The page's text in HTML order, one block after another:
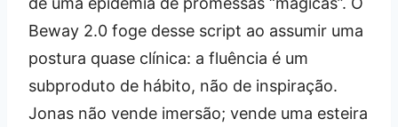
Beway 2.0 foge desse script ao assumir uma
postura quase clínica: a fluência é um
subproduto de hábito, não de inspiração.
Jonas não vende imersão; vende uma esteira